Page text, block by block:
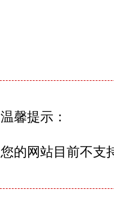
温馨提示：
您的网站目前不支